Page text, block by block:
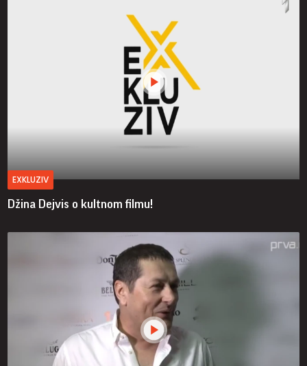
EXKLUZIV
Džina Dejvis o kultnom filmu!